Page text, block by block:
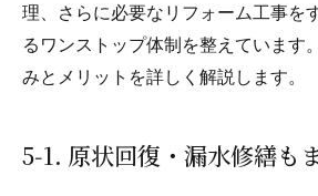
理、さらに必要なリフォーム工事を
るワンストップ体制を整えています
みとメリットを詳しく解説します。
5‑1. 原状回復・漏水修繕も